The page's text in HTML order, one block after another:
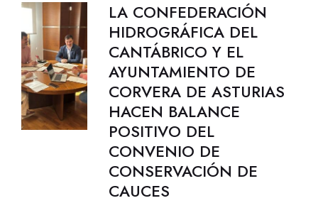
LA CONFEDERACIÓN
HIDROGRÁFICA DEL
CANTÁBRICO Y EL
AYUNTAMIENTO DE
CORVERA DE ASTURIAS
HACEN BALANCE
POSITIVO DEL
CONVENIO DE
CONSERVACIÓN DE
CAUCES